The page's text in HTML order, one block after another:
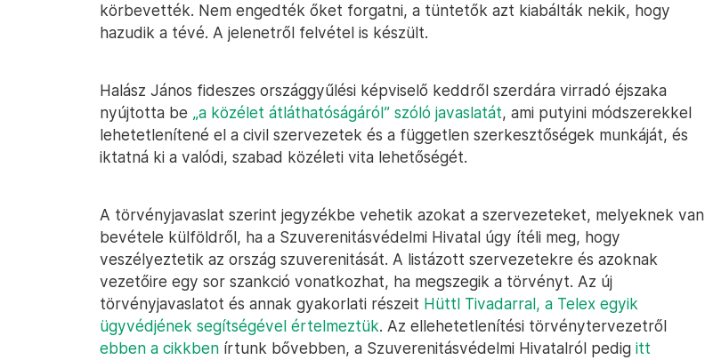
körbevették. Nem engedték őket forgatni, a tüntetők azt kiabálták nekik, hogy
hazudik a tévé. A jelenetről felvétel is készült.
Halász János fideszes országgyűlési képviselő keddről szerdára virradó éjszaka
nyújtotta be „a közélet átláthatóságáról” szóló javaslatát, ami putyini módszerekkel
lehetetlenítené el a civil szervezetek és a független szerkesztőségek munkáját, és
iktatná ki a valódi, szabad közéleti vita lehetőségét.
A törvényjavaslat szerint jegyzékbe vehetik azokat a szervezeteket, melyeknek van
bevétele külföldről, ha a Szuverenitásvédelmi Hivatal úgy ítéli meg, hogy
veszélyeztetik az ország szuverenitását. A listázott szervezetekre és azoknak
vezetőire egy sor szankció vonatkozhat, ha megszegik a törvényt. Az új
törvényjavaslatot és annak gyakorlati részeit Hüttl Tivadarral, a Telex egyik
ügyvédjének segítségével értelmeztük. Az ellehetetlenítési törvénytervezetről
ebben a cikkben írtunk bővebben, a Szuverenitásvédelmi Hivatalról pedig itt